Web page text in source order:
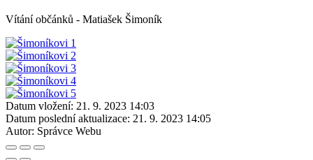
Vítání občánků - Matiašek Šimoník
Datum vložení: 21. 9. 2023 14:03
Datum poslední aktualizace: 21. 9. 2023 14:05
Autor: Správce Webu